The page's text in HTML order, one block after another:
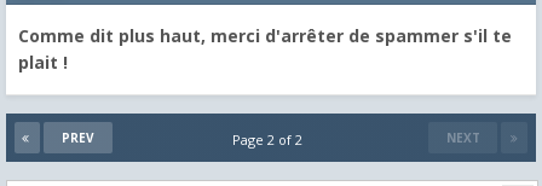
Comme dit plus haut, merci d'arrêter de spammer s'il te
plait !
PREV NEXT
Page 2 of 2